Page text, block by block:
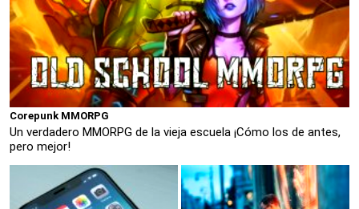
Corepunk MMORPG
Un verdadero MMORPG de la vieja escuela ¡Cómo los de antes,
pero mejor!